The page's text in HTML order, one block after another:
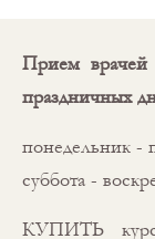
Прием врачей
праздничных
понедельник -
суббота -
КУПИТЬ